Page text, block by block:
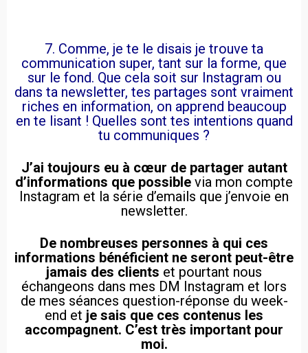
7. Comme, je te le disais je trouve ta
communication super, tant sur la forme, que
sur le fond. Que cela soit sur Instagram ou
dans ta newsletter, tes partages sont vraiment
riches en information, on apprend beaucoup
en te lisant ! Quelles sont tes intentions quand
tu communiques ?
J’ai toujours eu à cœur de partager autant
d’informations que possible via mon compte
Instagram et la série d’emails que j’envoie en
newsletter.
De nombreuses personnes à qui ces
informations bénéficient ne seront peut-être
jamais des clients et pourtant nous
échangeons dans mes DM Instagram et lors
de mes séances question-réponse du week-
end et je sais que ces contenus les
accompagnent. C’est très important pour
moi.